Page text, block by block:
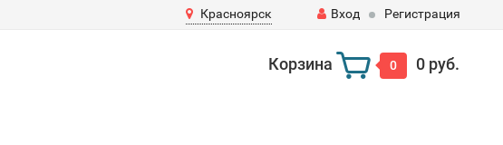
Красноярск Вход Регистрация
Корзина 0 0 руб.